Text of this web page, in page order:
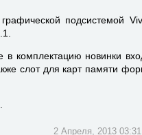
подсистемой
комплектацию новинки
слот для карт памяти
2 Апреля, 2013 03:31